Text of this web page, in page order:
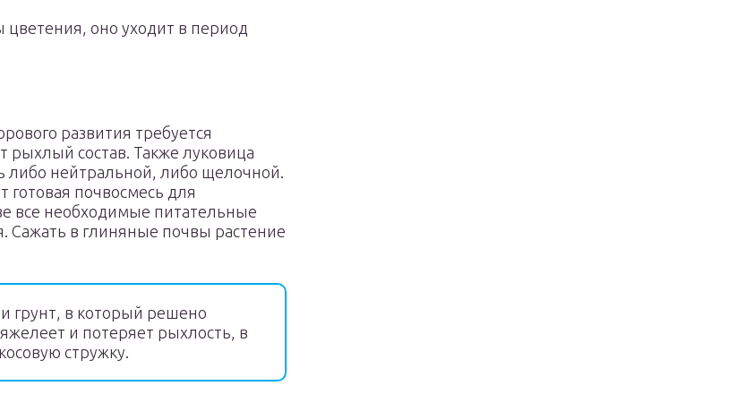
цветения, оно уходит в период
развития требуется
рыхлый состав. Также луковица
либо нейтральной, либо щелочной.
почвосмесь для
все необходимые питательные
Сажать в глиняные почвы растение
грунт, в который решено
и потеряет рыхлость, в
стружку.